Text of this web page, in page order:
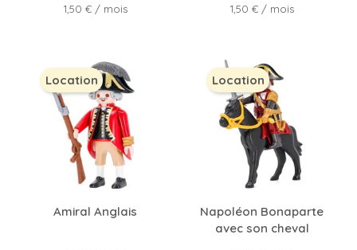
Prix
1,50 €/ mois Prix
1,50 €/ mois
Amiral Anglais
Location
Napoléon Bonaparte
avec son cheval
Location